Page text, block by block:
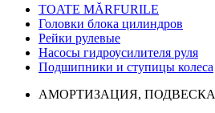
TOATE MĂRFURILE
Головки блока цилиндров
Рейки рулевые
Насосы гидроусилителя руля
Подшипники и ступицы колеса
АМОРТИЗАЦИЯ, ПОДВЕСКА